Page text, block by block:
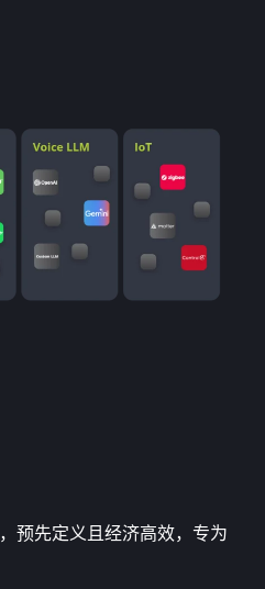
，预先定义且经济高效，专为